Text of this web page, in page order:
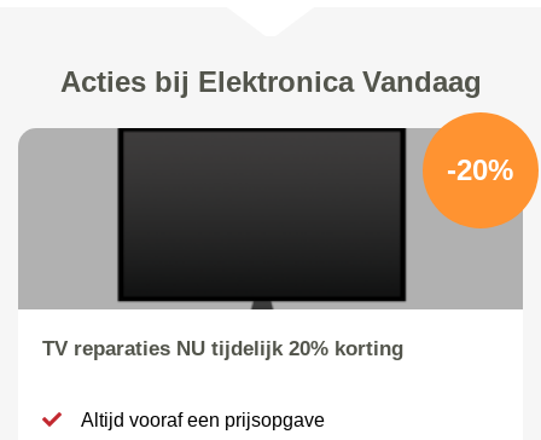
Acties bij Elektronica Vandaag
-20%
TV reparaties NU tijdelijk 20% korting
Altijd vooraf een prijsopgave